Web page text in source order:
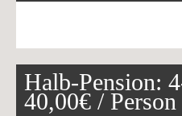
Halb-Pension:
40,00€ / Person